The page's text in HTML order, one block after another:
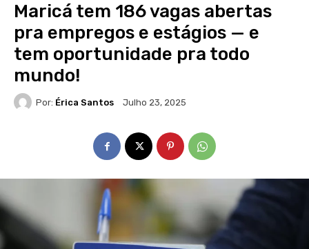
Maricá tem 186 vagas abertas
pra empregos e estágios — e
tem oportunidade pra todo
mundo!
Por: Érica Santos Julho 23, 2025